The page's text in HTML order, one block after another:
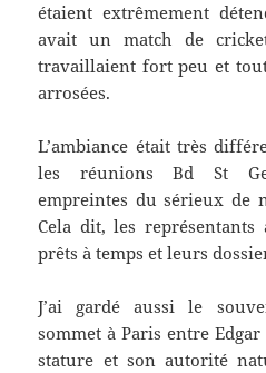
étaient extrêmement
avait un match de
travaillaient fort peu et
arrosées.
L’ambiance était très
les réunions Bd St
empreintes du sérieux de
Cela dit, les
prêts à temps et leurs
J’ai gardé aussi le
sommet à Paris entre
stature et son autorité